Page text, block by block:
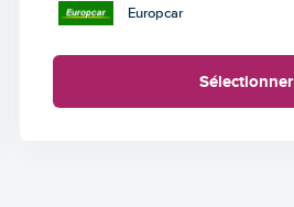
Europcar
Sélectionner